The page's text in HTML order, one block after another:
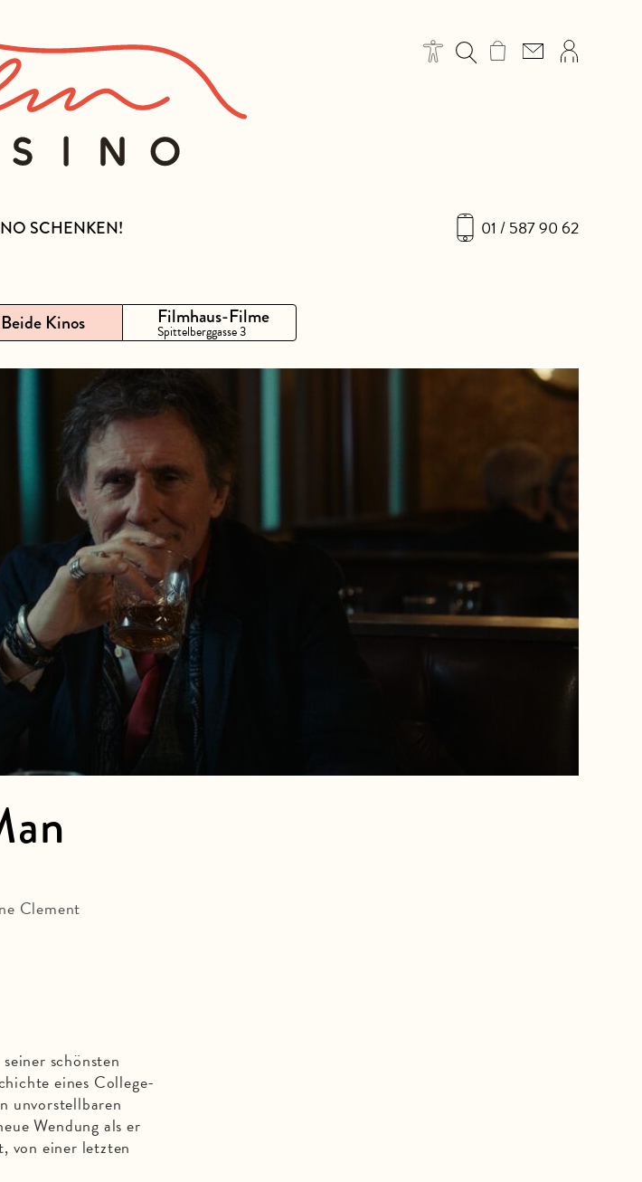
01 / 587 90 62
SCHENKEN!
Beide Kinos Filmhaus-Filme
Spittelberggasse 3
Clement
schönsten
eines College-
unvorstellbaren
Wendung als er
von einer letzten